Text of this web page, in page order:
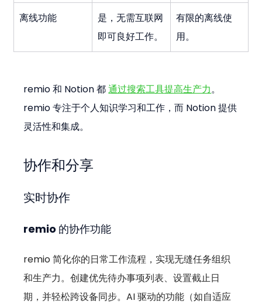
离线功能
是，无需互联网
即可良好工作。
有限的离线使
用。
remio 和 Notion 都 通过搜索工具提高生产力。
remio 专注于个人知识学习和工作，而 Notion 提供
灵活性和集成。
协作和分享
实时协作
remio 的协作功能
remio 简化你的日常工作流程，实现无缝任务组织
和生产力。创建优先待办事项列表、设置截止日
期，并轻松跨设备同步。AI 驱动的功能（如自适应